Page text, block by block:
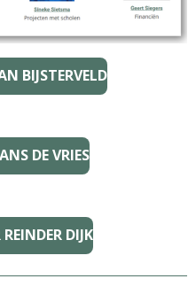
BIJSTERVELD
DE VRIES
REINDER DIJK